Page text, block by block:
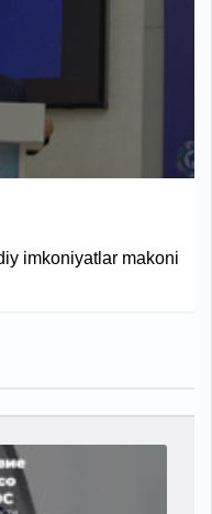
imkoniyatlar makoni